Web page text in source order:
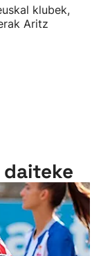
klubek,
Aritz
daiteke